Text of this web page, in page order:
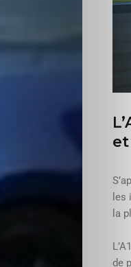
les
la
de